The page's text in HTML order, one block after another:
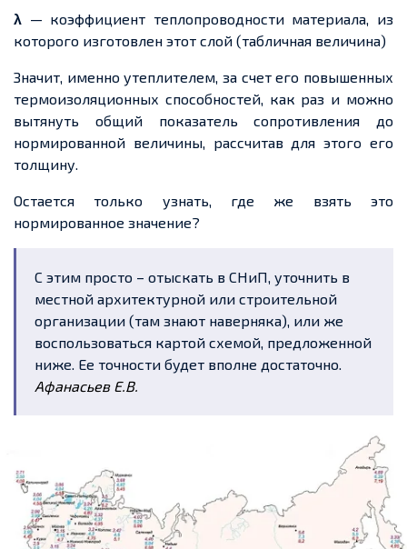
λ — коэффициент теплопроводности материала, из
которого изготовлен этот слой (табличная величина)
Значит, именно утеплителем, за счет его повышенных
термоизоляционных способностей, как раз и можно
вытянуть общий показатель сопротивления до
нормированной величины, рассчитав для этого его
толщину.
Остается только узнать, где же взять это
нормированное значение?
С этим просто – отыскать в СНиП, уточнить в
местной архитектурной или строительной
организации (там знают наверняка), или же
воспользоваться картой схемой, предложенной
ниже. Ее точности будет вполне достаточно.
Афанасьев Е.В.